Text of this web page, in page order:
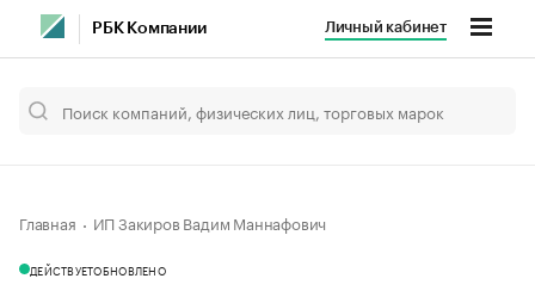
РБК Компании Личный кабинет
Главная ИП Закиров Вадим Маннафович
ДЕЙСТВУЕТОБНОВЛЕНО